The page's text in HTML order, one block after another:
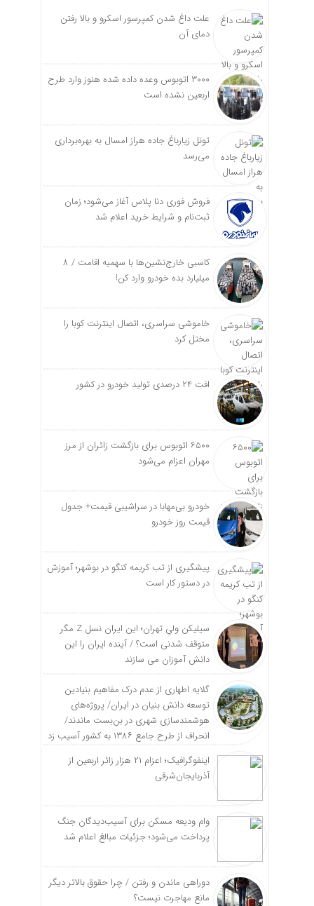
علت داغ شدن کمپرسور اسکرو و بالا رفتن
دمای آن
۳۰۰۰ اتوبوس وعده داده شده هنوز وارد طرح
اربعین نشده است
تونل زیارباغ جاده هراز امسال به بهره‌برداری
می‌رسد
فروش فوری دنا پلاس آغاز می‌شود؛ زمان
ثبت‌نام و شرایط خرید اعلام شد
کاسبی خارج‌نشین‌ها با سهمیه اقامت / ۸
میلیارد بده خودرو وارد کن!
خاموشی سراسری، اتصال اینترنت کوبا را
مختل کرد
افت ۲۴ درصدی تولید خودرو در کشور
۶۵۰۰ اتوبوس برای بازگشت زائران از مرز
مهران اعزام می‌شود
خودرو بی‌مهابا در سراشیبی قیمت+ جدول
قیمت روز خودرو
پیشگیری از تب کریمه کنگو در بوشهر؛ آموزش
در دستور کار است
سیلیکن ولیِ تهران؛ این ایران نسل Z مگر
متوقف شدنی است؟ / آینده ایران را این
دانش آموزان می سازند
گلایه اطهاری از عدم درک مفاهیم بنیادین
توسعه دانش بنیان در ایران/ پروژه‌های
هوشمندسازی شهری در بن‌بست ماندند/
انحراف از طرح جامع ۱۳۸۶ به کشور آسیب زد
اینفوگرافیک؛ اعزام ۲۱ هزار زائر اربعین از
آذربایجان‌شرقی
وام ودیعه مسکن برای آسیب‌دیدگان جنگ
پرداخت می‌شود؛ جزئیات مبالغ اعلام شد
دوراهی ماندن و رفتن / چرا حقوق بالاتر دیگر
مانع مهاجرت نیست؟